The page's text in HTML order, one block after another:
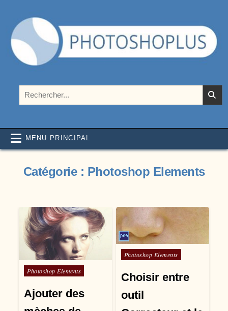
Photoshoplus
MENU PRINCIPAL
Catégorie : Photoshop Elements
Posté dans
Photoshop Elements
Ajouter des
Posté dans
Photoshop Elements
Choisir entre
outil